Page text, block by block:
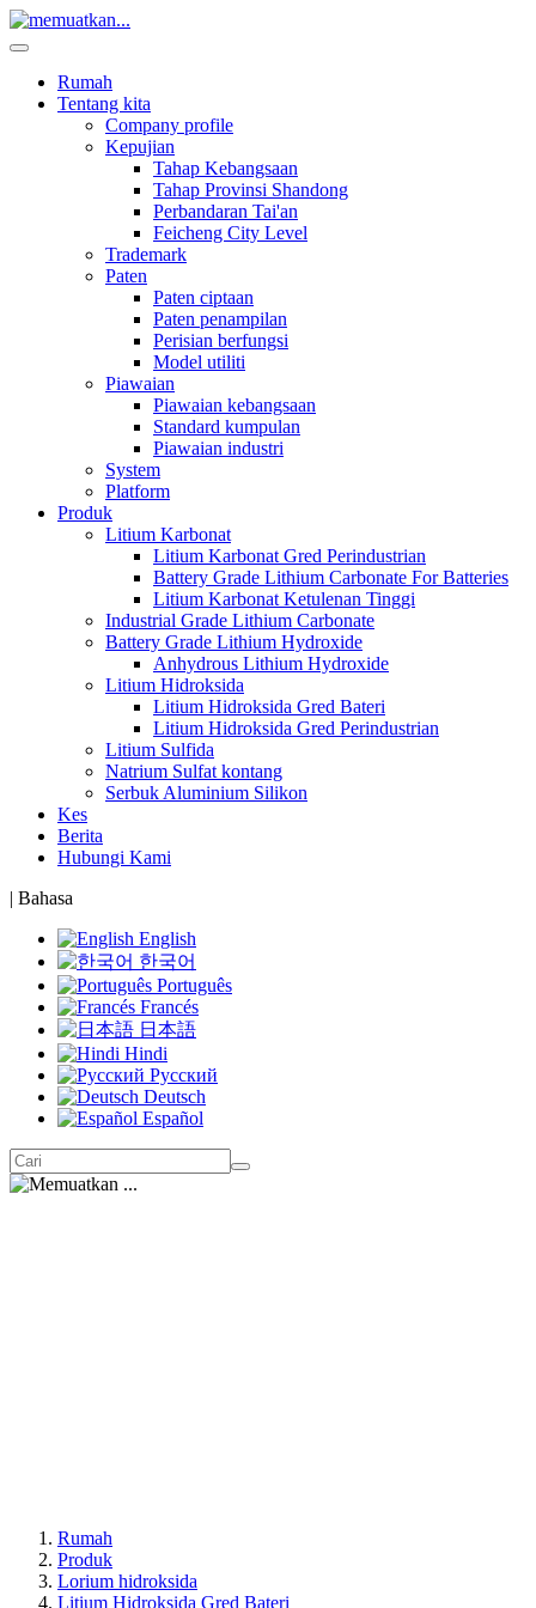
Rumah
Tentang kita
Company profile
Kepujian
Tahap Kebangsaan
Tahap Provinsi Shandong
Perbandaran Tai'an
Feicheng City Level
Trademark
Paten
Paten ciptaan
Paten penampilan
Perisian berfungsi
Model utiliti
Piawaian
Piawaian kebangsaan
Standard kumpulan
Piawaian industri
System
Platform
Produk
Litium Karbonat
Litium Karbonat Gred Perindustrian
Battery Grade Lithium Carbonate For Batteries
Litium Karbonat Ketulenan Tinggi
Industrial Grade Lithium Carbonate
Battery Grade Lithium Hydroxide
Anhydrous Lithium Hydroxide
Litium Hidroksida
Litium Hidroksida Gred Bateri
Litium Hidroksida Gred Perindustrian
Litium Sulfida
Natrium Sulfat kontang
Serbuk Aluminium Silikon
Kes
Berita
Hubungi Kami
| Bahasa
English
한국어
Português
Francés
日本語
Hindi
Русский
Deutsch
Español
Rumah
Produk
Lorium hidroksida
Litium Hidroksida Gred Bateri